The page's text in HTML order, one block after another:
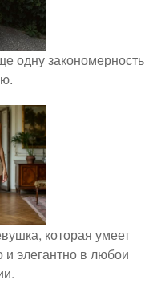
одну закономерность
которая умеет
и элегантно в любои